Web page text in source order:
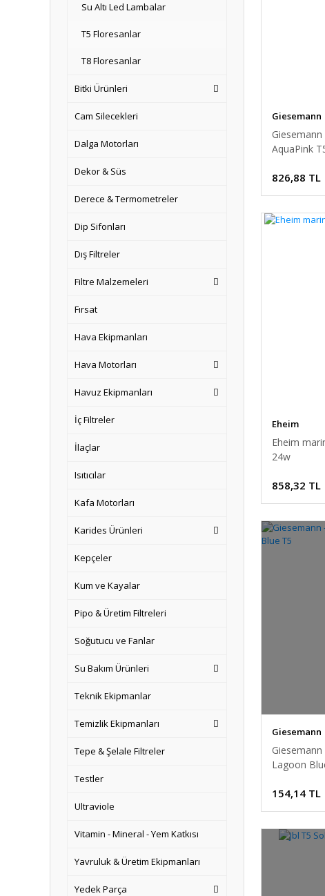
Su Altı Led Lambalar
T5 Floresanlar
T8 Floresanlar
Bitki Ürünleri
Cam Silecekleri
Dalga Motorları
Dekor & Süs
Derece & Termometreler
Dip Sifonları
Dış Filtreler
Filtre Malzemeleri
Fırsat
Hava Ekipmanları
Hava Motorları
Havuz Ekipmanları
İç Filtreler
İlaçlar
Isıtıcılar
Kafa Motorları
Karides Ürünleri
Kepçeler
Kum ve Kayalar
Pipo & Üretim Filtreleri
Soğutucu ve Fanlar
Su Bakım Ürünleri
Teknik Ekipmanlar
Temizlik Ekipmanları
Tepe & Şelale Filtreler
Testler
Ultraviole
Vitamin - Mineral - Yem Katkısı
Yavruluk & Üretim Ekipmanları
Yedek Parça
Giesemann
AquaPink
826,88 TL
Eheim
Eheim
24w
858,32 TL
Giesemann
Lagoon
154,14 TL